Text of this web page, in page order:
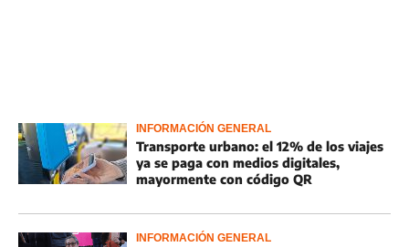
INFORMACIÓN GENERAL
Transporte urbano: el 12% de los viajes
ya se paga con medios digitales,
mayormente con código QR
INFORMACIÓN GENERAL